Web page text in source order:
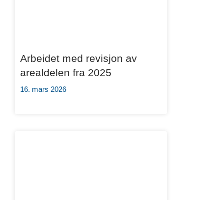
Arbeidet med revisjon av
arealdelen fra 2025
16. mars 2026